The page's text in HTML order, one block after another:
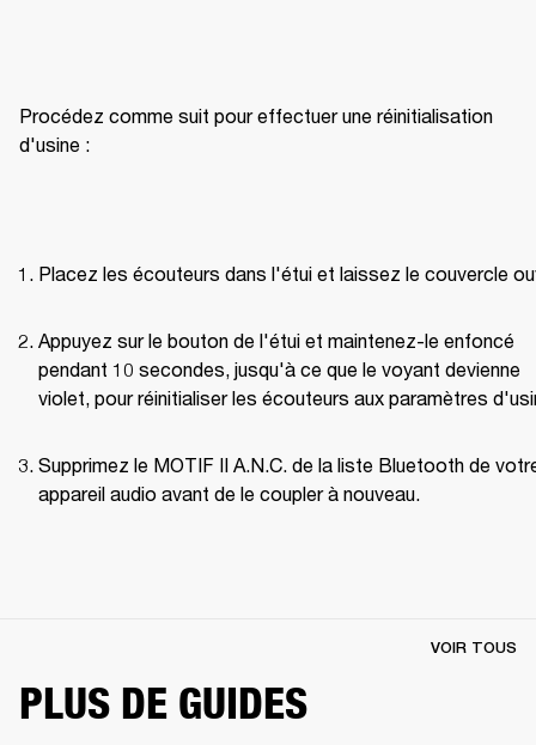
Procédez comme suit pour effectuer une réinitialisation
d'usine :
Placez les écouteurs dans l'étui et laissez le couvercle
Appuyez sur le bouton de l'étui et maintenez-le enfoncé
pendant 10 secondes, jusqu'à ce que le voyant devienne
violet, pour réinitialiser les écouteurs aux paramètres
Supprimez le MOTIF II A.N.C. de la liste Bluetooth de
appareil audio avant de le coupler à nouveau.
PLUS DE GUIDES
VOIR TOUS